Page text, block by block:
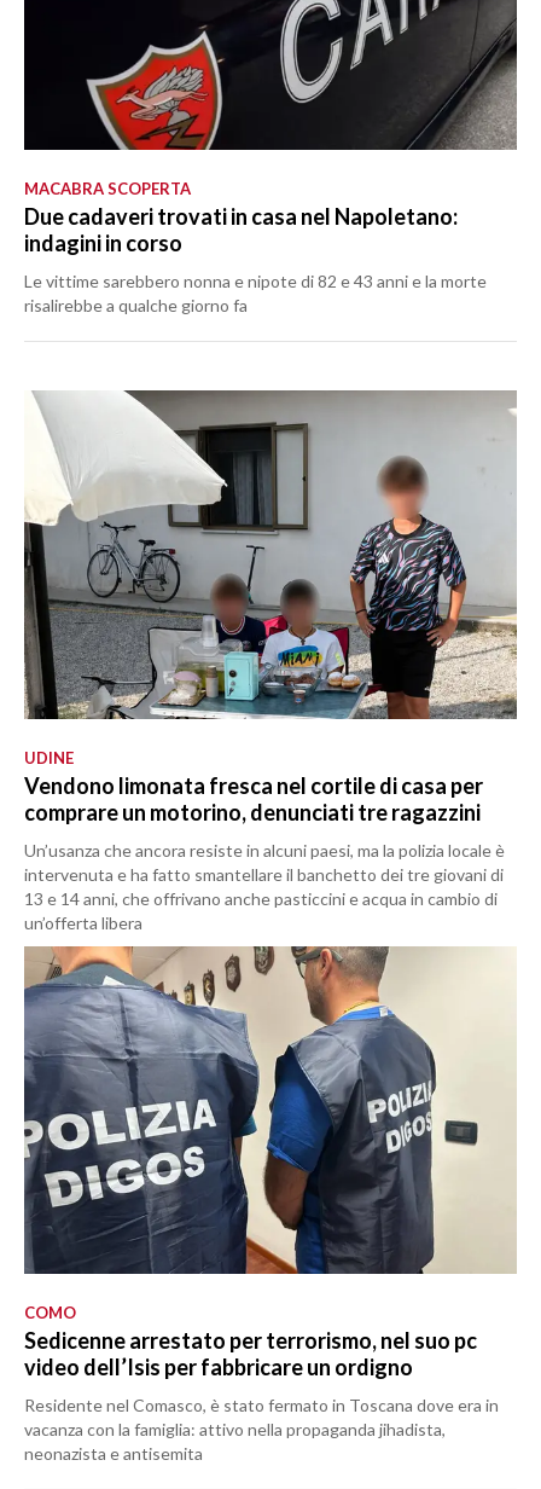
MACABRA SCOPERTA
Due cadaveri trovati in casa nel Napoletano:
indagini in corso
Le vittime sarebbero nonna e nipote di 82 e 43 anni e la morte
risalirebbe a qualche giorno fa
UDINE
Vendono limonata fresca nel cortile di casa per
comprare un motorino, denunciati tre ragazzini
Un’usanza che ancora resiste in alcuni paesi, ma la polizia locale è
intervenuta e ha fatto smantellare il banchetto dei tre giovani di
13 e 14 anni, che offrivano anche pasticcini e acqua in cambio di
un’offerta libera
COMO
Sedicenne arrestato per terrorismo, nel suo pc
video dell’Isis per fabbricare un ordigno
Residente nel Comasco, è stato fermato in Toscana dove era in
vacanza con la famiglia: attivo nella propaganda jihadista,
neonazista e antisemita